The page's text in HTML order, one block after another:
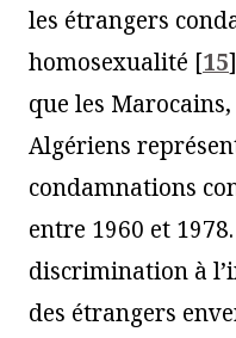
les étrangers
homosexualité [15]
que les
Algériens
condamnations
entre 1960 et
discrimination à
des étrangers